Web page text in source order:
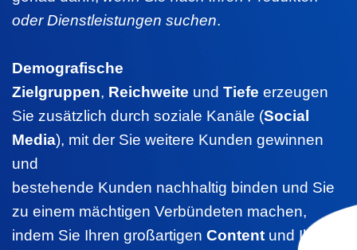
oder Dienstleistungen suchen.
Demografische
Zielgruppen, Reichweite und Tiefe erzeugen
Sie zusätzlich durch soziale Kanäle (Social
Media), mit der Sie weitere Kunden gewinnen
und
bestehende Kunden nachhaltig binden und Sie
zu einem mächtigen Verbündeten machen,
indem Sie Ihren großartigen Contentund Ihre